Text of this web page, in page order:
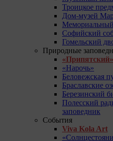
Троицкое
Дом-музей
Софийский
Гомельский
Природные
«Припятский»
«Нарочь»
Беловежская
Браславские
Березинский
Полесский
заповедник
События
Viva Kola Art